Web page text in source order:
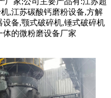
,江苏碳酸钙磨粉设备,方解
备,颚式破碎机,锤式破碎机
体的微粉磨设备厂家